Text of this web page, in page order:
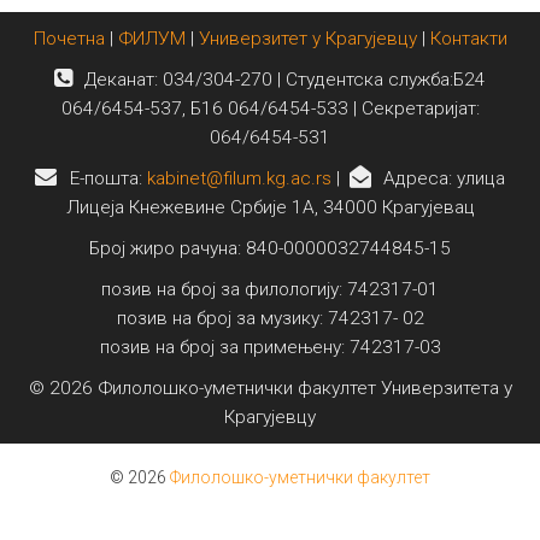
Почетна | ФИЛУМ | Универзитет у Крагујевцу| Контакти
Деканат: 034/304-270 | Студентска служба:Б24
064/6454-537, Б16 064/6454-533 | Секретаријат:
064/6454-531
E-пошта: kabinet@filum.kg.ac.rs |
Адреса: улица
Лицеја Кнежевине Србије 1А, 34000 Крагујевац
Број жиро рачуна: 840-0000032744845-15
позив на број за филологију: 742317-01
позив на број за музику: 742317- 02
позив на број за примењену: 742317-03
© 2026 Филолошко-уметнички факултет Универзитета у
Крагујевцу
© 2026 Филолошко-уметнички факултет